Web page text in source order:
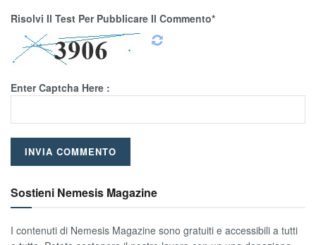
Risolvi Il Test Per Pubblicare Il Commento*
Enter Captcha Here :
Sostieni Nemesis Magazine
I contenuti di Nemesis Magazine sono gratuiti e accessibili a tutti